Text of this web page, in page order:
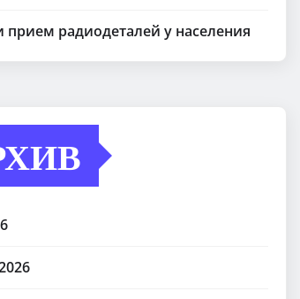
прием радиодеталей у населения